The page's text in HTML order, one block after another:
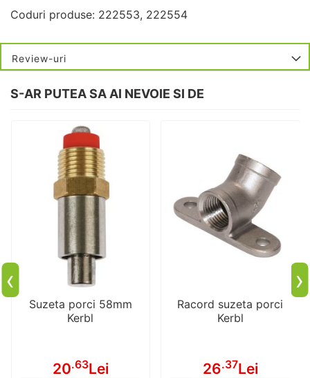
Coduri produse: 222553, 222554
Review-uri
S-AR PUTEA SA AI NEVOIE SI DE
Suzeta porci 58mm
Kerbl
20.63Lei
Racord suzeta porci
Kerbl
26.37Lei
‹ ›